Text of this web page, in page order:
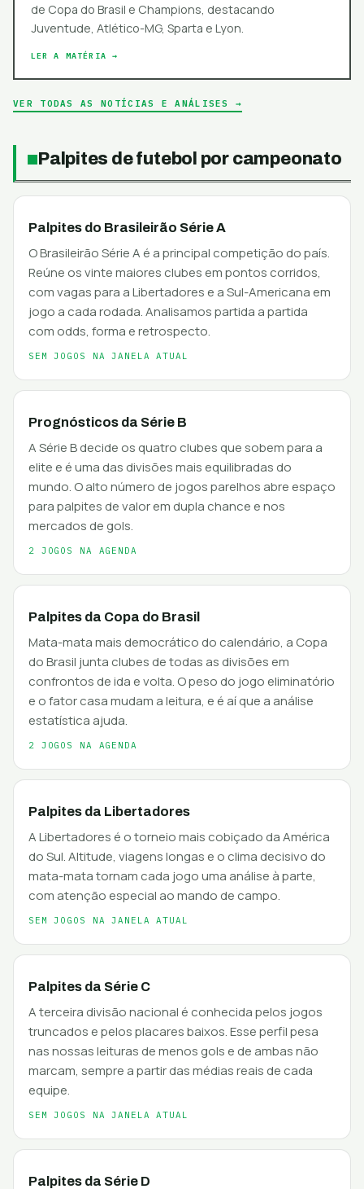
de Copa do Brasil e Champions, destacando
Juventude, Atlético-MG, Sparta e Lyon.
LER A MATÉRIA →
VER TODAS AS NOTÍCIAS E ANÁLISES →
Palpites de futebol por campeonato
Palpites do Brasileirão Série A
O Brasileirão Série A é a principal competição do país.
Reúne os vinte maiores clubes em pontos corridos,
com vagas para a Libertadores e a Sul-Americana em
jogo a cada rodada. Analisamos partida a partida
com odds, forma e retrospecto.
SEM JOGOS NA JANELA ATUAL
Prognósticos da Série B
A Série B decide os quatro clubes que sobem para a
elite e é uma das divisões mais equilibradas do
mundo. O alto número de jogos parelhos abre espaço
para palpites de valor em dupla chance e nos
mercados de gols.
2 JOGOS NA AGENDA
Palpites da Copa do Brasil
Mata-mata mais democrático do calendário, a Copa
do Brasil junta clubes de todas as divisões em
confrontos de ida e volta. O peso do jogo eliminatório
e o fator casa mudam a leitura, e é aí que a análise
estatística ajuda.
2 JOGOS NA AGENDA
Palpites da Libertadores
A Libertadores é o torneio mais cobiçado da América
do Sul. Altitude, viagens longas e o clima decisivo do
mata-mata tornam cada jogo uma análise à parte,
com atenção especial ao mando de campo.
SEM JOGOS NA JANELA ATUAL
Palpites da Série C
A terceira divisão nacional é conhecida pelos jogos
truncados e pelos placares baixos. Esse perfil pesa
nas nossas leituras de menos gols e de ambas não
marcam, sempre a partir das médias reais de cada
equipe.
SEM JOGOS NA JANELA ATUAL
Palpites da Série D